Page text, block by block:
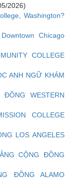
2026)
Washington?
Chicago
COLLEGE
ANH NGỮ KHÁM
WESTERN
COLLEGE
LOS ANGELES
CỘNG ĐỒNG
ĐỒNG ALAMO